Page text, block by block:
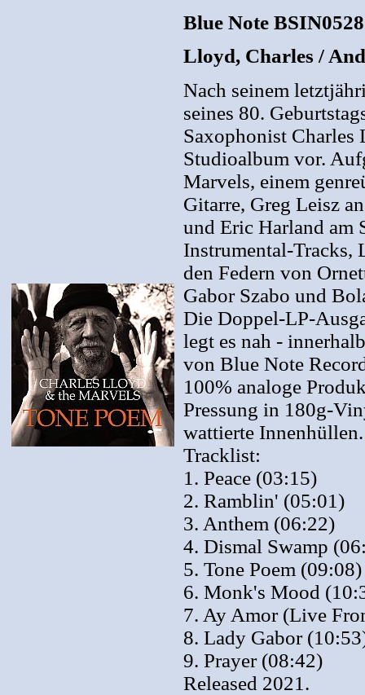
Blue Note
Lloyd, Charles /
Nach seinem
seines 80.
Saxophonist Charles
Studioalbum vor.
Marvels, einem
Gitarre, Greg Leisz
und Eric Harland am
Instrumental-Tracks,
den Federn von
Gabor Szabo und
Die Doppel-LP-
legt es nah -
von Blue Note
100% analoge
Pressung in 180g-
wattierte Innenhüllen.
Tracklist:
1. Peace (03:15)
2. Ramblin' (05:01)
3. Anthem (06:22)
4. Dismal Swamp
5. Tone Poem (09:08)
6. Monk's Mood
7. Ay Amor (Live
8. Lady Gabor
9. Prayer (08:42)
Released 2021.